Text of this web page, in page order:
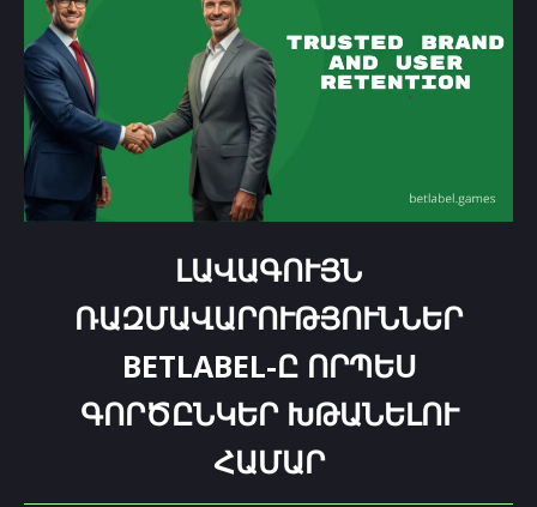
ԼԱՎԱԳՈՒՅՆ
ՌԱԶՄԱՎԱՐՈՒԹՅՈՒՆՆԵՐ
BETLABEL-Ը ՈՐՊԵՍ
ԳՈՐԾԸՆԿԵՐ ԽԹԱՆԵԼՈՒ
ՀԱՄԱՐ